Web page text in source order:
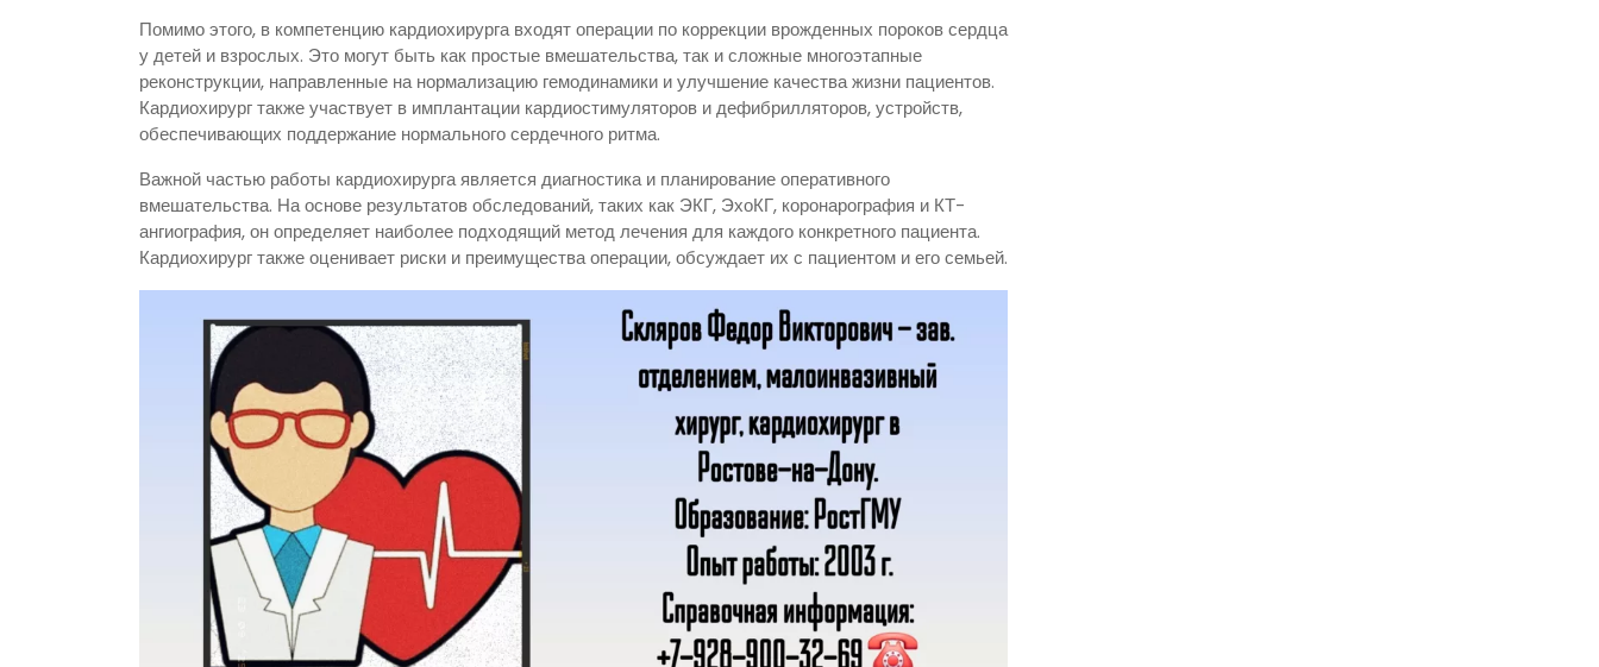
Помимо этого, в компетенцию кардиохирурга входят операции по коррекции врожденных пороков сердца
у детей и взрослых. Это могут быть как простые вмешательства, так и сложные многоэтапные
реконструкции, направленные на нормализацию гемодинамики и улучшение качества жизни пациентов.
Кардиохирург также участвует в имплантации кардиостимуляторов и дефибрилляторов, устройств,
обеспечивающих поддержание нормального сердечного ритма.
Важной частью работы кардиохирурга является диагностика и планирование оперативного
вмешательства. На основе результатов обследований, таких как ЭКГ, ЭхоКГ, коронарография и КТ-
ангиография, он определяет наиболее подходящий метод лечения для каждого конкретного пациента.
Кардиохирург также оценивает риски и преимущества операции, обсуждает их с пациентом и его семьей.